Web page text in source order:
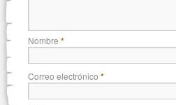
Nombre *
Correo electrónico *